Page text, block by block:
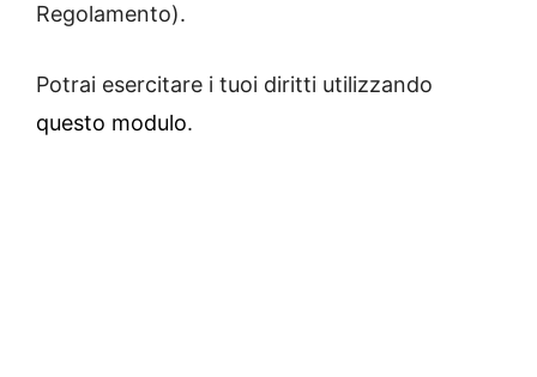
Regolamento).
Potrai esercitare i tuoi diritti utilizzando
questo modulo.